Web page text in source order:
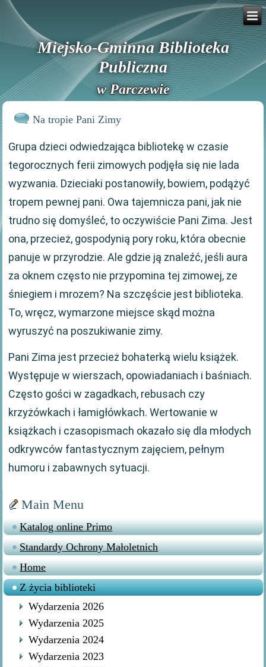
Miejsko-Gminna Biblioteka
Publiczna
w Parczewie
Na tropie Pani Zimy
Grupa dzieci odwiedzająca bibliotekę w czasie
tegorocznych ferii zimowych podjęła się nie lada
wyzwania. Dzieciaki postanowiły, bowiem, podążyć
tropem pewnej pani. Owa tajemnicza pani, jak nie
trudno się domyśleć, to oczywiście Pani Zima. Jest
ona, przecież, gospodynią pory roku, która obecnie
panuje w przyrodzie. Ale gdzie ją znaleźć, jeśli aura
za oknem często nie przypomina tej zimowej, ze
śniegiem i mrozem? Na szczęście jest biblioteka.
To, wręcz, wymarzone miejsce skąd można
wyruszyć na poszukiwanie zimy.
Pani Zima jest przecież bohaterką wielu książek.
Występuje w wierszach, opowiadaniach i baśniach.
Często gości w zagadkach, rebusach czy
krzyżówkach i łamigłówkach. Wertowanie w
książkach i czasopismach okazało się dla młodych
odkrywców fantastycznym zajęciem, pełnym
humoru i zabawnych sytuacji.
Main Menu
Katalog online Primo
Standardy Ochrony Małoletnich
Home
Z życia biblioteki
Wydarzenia 2026
Wydarzenia 2025
Wydarzenia 2024
Wydarzenia 2023